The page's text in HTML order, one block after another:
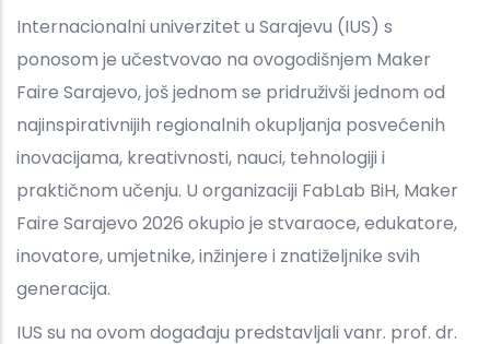
Internacionalni univerzitet u Sarajevu (IUS) s
ponosom je učestvovao na ovogodišnjem Maker
Faire Sarajevo, još jednom se pridruživši jednom od
najinspirativnijih regionalnih okupljanja posvećenih
inovacijama, kreativnosti, nauci, tehnologiji i
praktičnom učenju. U organizaciji FabLab BiH, Maker
Faire Sarajevo 2026 okupio je stvaraoce, edukatore,
inovatore, umjetnike, inžinjere i znatiželjnike svih
generacija.
IUS su na ovom događaju predstavljali vanr. prof. dr.